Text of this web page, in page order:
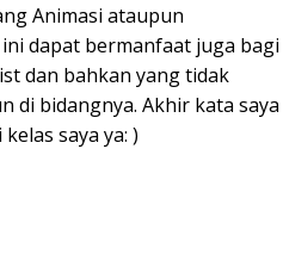
Animasi ataupun
dapat bermanfaat juga bagi
dan bahkan yang tidak
di bidangnya. Akhir kata saya
saya ya: )